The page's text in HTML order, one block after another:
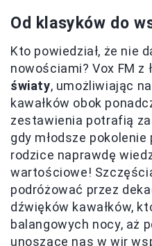
Od klasyków do
Kto powiedział, że nie
nowościami? Vox FM z
światy, umożliwiając
kawałków obok
zestawienia potrafią
gdy młodsze
rodzice naprawdę
wartościowe!
podróżować przez
dźwięków kawałków,
balangowych nocy, aż
unoszące nas w wir